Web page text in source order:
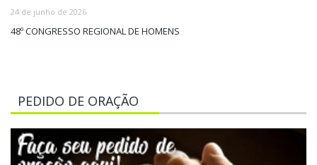
24 de junho de 2026
48º CONGRESSO REGIONAL DE HOMENS
PEDIDO DE ORAÇÃO